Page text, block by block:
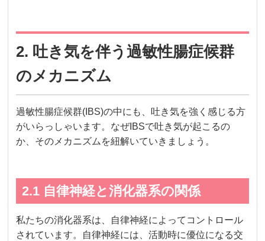
2. 吐き気を伴う過敏性腸症候群
のメカニズム
過敏性腸症候群(IBS)の中にも、吐き気を強く感じる方
がいらっしゃいます。なぜIBSで吐き気が起こるの
か、そのメカニズムを紐解いていきましょう。
2.1 自律神経と消化器系の関係
私たちの消化器系は、自律神経によってコントロール
されています。自律神経には、活動時に優位になる交